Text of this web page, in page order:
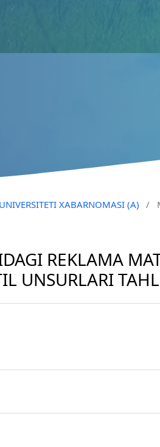
XABARNOMASI (A) /
REKLAMA
UNSURLARI